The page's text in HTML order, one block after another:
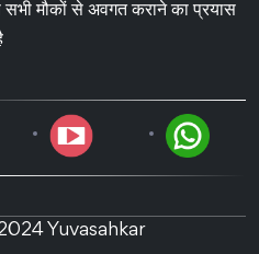
मौकों से अवगत कराने का प्रयास
Yuvasahkar